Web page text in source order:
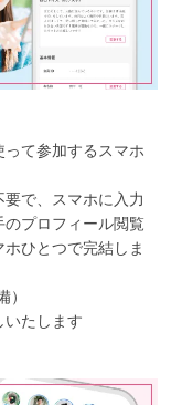
て参加するスマホ
で、スマホに入力
のプロフィール閲覧
ひとつで完結しま
）
たします